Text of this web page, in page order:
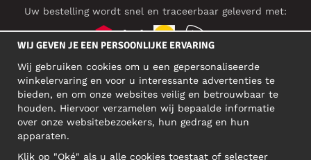
Uw bestelling wordt snel en traceerbaar geleverd met:
SOCIAL MEDIA
BEDRIJFSADRES
WIJ GEVEN JE EEN PERSOONLIJKE ERVARING
Wij gebruiken cookies om u een gepersonaliseerde
winkelervaring en voor u interessante advertenties te
bieden, en om onze websites veilig en betrouwbaar te
houden. Hiervoor verzamelen wij bepaalde informatie
over onze websitebezoekers, hun gedrag en hun
apparaten.
Klik op "Oké" als u alle cookies toestaat of selecteer